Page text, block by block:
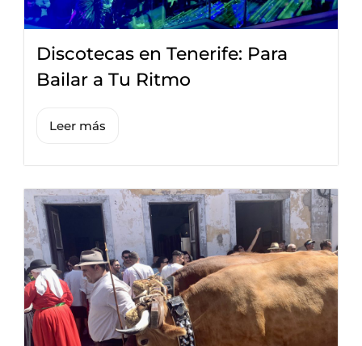
Discotecas en Tenerife: Para
Bailar a Tu Ritmo
Leer más